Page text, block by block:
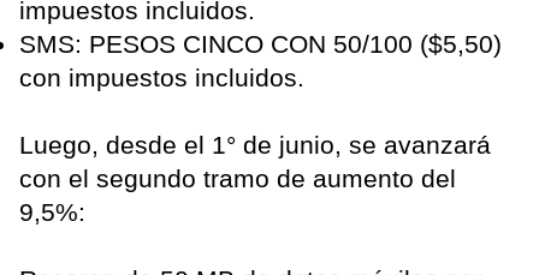
impuestos incluidos.
SMS: PESOS CINCO CON 50/100 ($5,50)
con impuestos incluidos.
Luego, desde el 1° de junio, se avanzará
con el segundo tramo de aumento del
9,5%: